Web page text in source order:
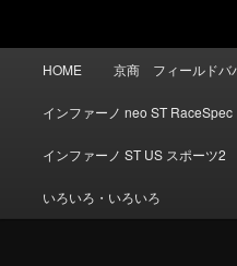
HOME 京商 フィールドバ
インファーノ neo ST RaceSpec
インファーノ ST US スポーツ2
いろいろ・いろいろ